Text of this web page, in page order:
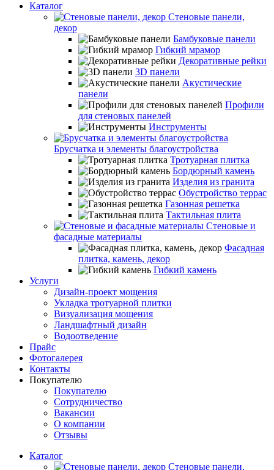
Каталог
Стеновые панели,
декор
Бамбуковые панели
Гибкий мрамор
Декоративные рейки
3D панели
Акустические
панели
Профили
для стеновых панелей
Инструменты
Брусчатка и элементы благоустройства
Тротуарная плитка
Бордюрный камень
Изделия из гранита
Обустройство террас
Газонная решетка
Тактильная плита
Стеновые и
фасадные материалы
Фасадная
плитка, камень, декор
Гибкий камень
Услуги
Дизайн-проект мощения
Укладка тротуарной плитки
Визуализация мощения
Ландшафтный дизайн
Водоотведение
Прайс
Фотогалерея
Контакты
Покупателю
Покупателю
Сотрудничество
Вакансии
О компании
Отзывы
Каталог
Стеновые панели,